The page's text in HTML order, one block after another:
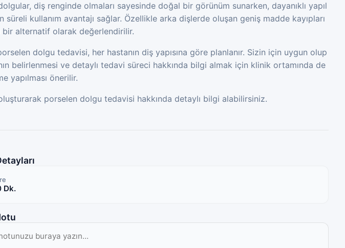
diş renginde olmaları sayesinde doğal bir görünüm sunarken, dayanıklı yapıl
süreli kullanım avantajı sağlar. Özellikle arka dişlerde oluşan geniş madde kayıpları
bir alternatif olarak değerlendirilir.
dolgu tedavisi, her hastanın diş yapısına göre planlanır. Sizin için uygun olup
belirlenmesi ve detaylı tedavi süreci hakkında bilgi almak için klinik ortamında de
yapılması önerilir.
porselen dolgu tedavisi hakkında detaylı bilgi alabilirsiniz.
Dk.